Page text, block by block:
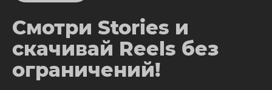
Смотри Stories и
скачивай Reels без
ограничений!